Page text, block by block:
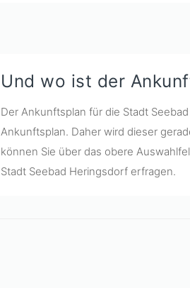
Und wo ist der
Der Ankunftsplan für die Stadt
Ankunftsplan. Daher wird dieser
können Sie über das obere
Stadt Seebad Heringsdorf erfragen.